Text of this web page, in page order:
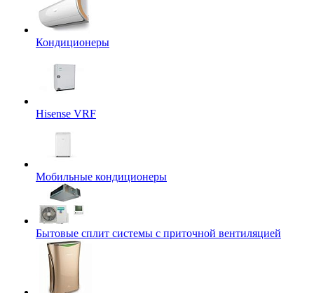
Кондиционеры
Hisense VRF
Мобильные кондиционеры
Бытовые сплит системы с приточной вентиляцией